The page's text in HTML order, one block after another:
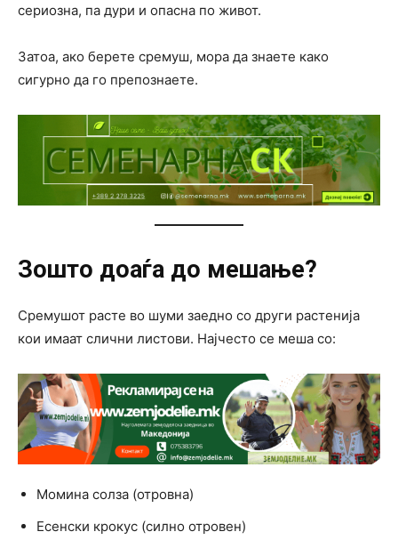
сериозна, па дури и опасна по живот.
Затоа, ако берете сремуш, мора да знаете како
сигурно да го препознаете.
Зошто доаѓа до мешање?
Сремушот расте во шуми заедно со други растенија
кои имаат слични листови. Најчесто се меша со:
Момина солза (отровна)
Есенски крокус (силно отровен)